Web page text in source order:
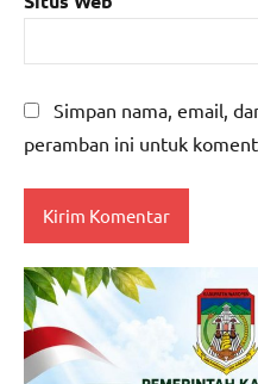
Simpan nama, email,
peramban ini untuk